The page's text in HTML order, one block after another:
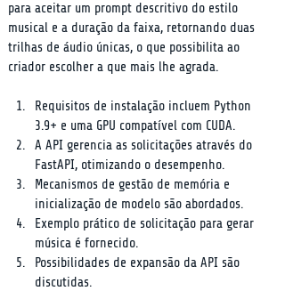
para aceitar um prompt descritivo do estilo
musical e a duração da faixa, retornando duas
trilhas de áudio únicas, o que possibilita ao
criador escolher a que mais lhe agrada.
Requisitos de instalação incluem Python
3.9+ e uma GPU compatível com CUDA.
A API gerencia as solicitações através do
FastAPI, otimizando o desempenho.
Mecanismos de gestão de memória e
inicialização de modelo são abordados.
Exemplo prático de solicitação para gerar
música é fornecido.
Possibilidades de expansão da API são
discutidas.